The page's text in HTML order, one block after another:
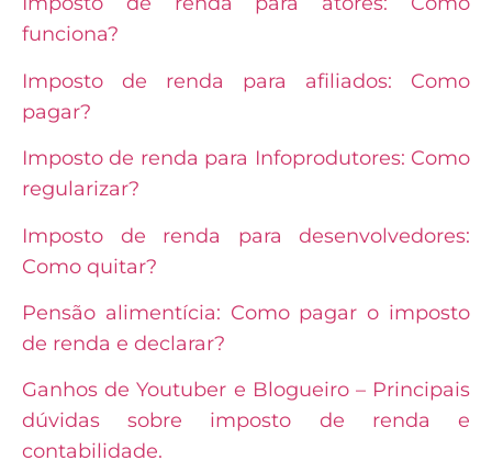
funciona?
Imposto de renda para afiliados: Como
pagar?
Imposto de renda para Infoprodutores: Como
regularizar?
Imposto de renda para desenvolvedores:
Como quitar?
Pensão alimentícia: Como pagar o imposto
de renda e declarar?
Ganhos de Youtuber e Blogueiro – Principais
dúvidas sobre imposto de renda e
contabilidade.